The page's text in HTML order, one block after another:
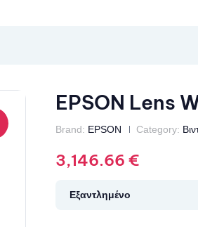
EPSON Lens
Brand: EPSON Category:
3,146.66 €
Εξαντλημένο